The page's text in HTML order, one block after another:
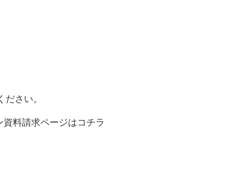
さい。
料請求ページはコチラ